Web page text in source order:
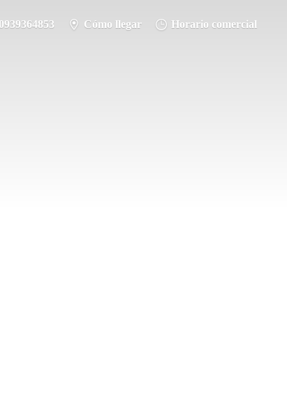
0939364853 Cómo llegar Horario comercial